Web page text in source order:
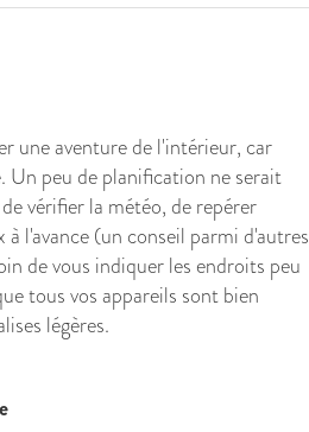
une aventure de l'intérieur, car
Un peu de planification ne serait
vérifier la météo, de repérer
l'avance (un conseil parmi d'autres
de vous indiquer les endroits peu
tous vos appareils sont bien
légères.